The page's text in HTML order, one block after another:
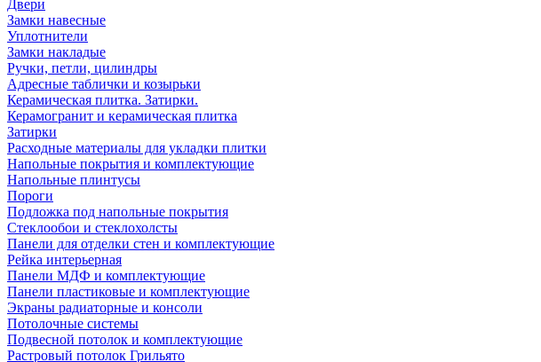
Двери
Замки навесные
Уплотнители
Замки накладые
Ручки, петли, цилиндры
Адресные таблички и козырьки
Керамическая плитка. Затирки.
Керамогранит и керамическая плитка
Затирки
Расходные материалы для укладки плитки
Напольные покрытия и комплектующие
Напольные плинтусы
Пороги
Подложка под напольные покрытия
Стеклообои и стеклохолсты
Панели для отделки стен и комплектующие
Рейка интерьерная
Панели МДФ и комплектующие
Панели пластиковые и комплектующие
Экраны радиаторные и консоли
Потолочные системы
Подвесной потолок и комплектующие
Растровый потолок Грильято